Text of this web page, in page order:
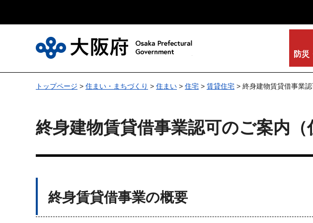
防災
トップページ > 住まい・まちづくり > 住まい > 住宅 > 賃貸住宅 > 終身建物賃貸借事業
終身建物賃貸借事業認可のご案内（
終身賃貸借事業の概要